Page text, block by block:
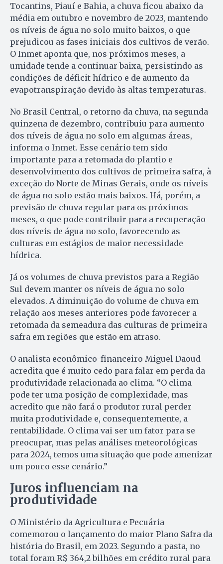
Tocantins, Piauí e Bahia, a chuva ficou abaixo da
média em outubro e novembro de 2023, mantendo
os níveis de água no solo muito baixos, o que
prejudicou as fases iniciais dos cultivos de verão.
O Inmet aponta que, nos próximos meses, a
umidade tende a continuar baixa, persistindo as
condições de déficit hídrico e de aumento da
evapotranspiração devido às altas temperaturas.
No Brasil Central, o retorno da chuva, na segunda
quinzena de dezembro, contribuiu para aumento
dos níveis de água no solo em algumas áreas,
informa o Inmet. Esse cenário tem sido
importante para a retomada do plantio e
desenvolvimento dos cultivos de primeira safra, à
exceção do Norte de Minas Gerais, onde os níveis
de água no solo estão mais baixos. Há, porém, a
previsão de chuva regular para os próximos
meses, o que pode contribuir para a recuperação
dos níveis de água no solo, favorecendo as
culturas em estágios de maior necessidade
hídrica.
Já os volumes de chuva previstos para a Região
Sul devem manter os níveis de água no solo
elevados. A diminuição do volume de chuva em
relação aos meses anteriores pode favorecer a
retomada da semeadura das culturas de primeira
safra em regiões que estão em atraso.
O analista econômico-financeiro Miguel Daoud
acredita que é muito cedo para falar em perda da
produtividade relacionada ao clima. “O clima
pode ter uma posição de complexidade, mas
acredito que não fará o produtor rural perder
muita produtividade e, consequentemente, a
rentabilidade. O clima vai ser um fator para se
preocupar, mas pelas análises meteorológicas
para 2024, temos uma situação que pode amenizar
um pouco esse cenário.”
Juros influenciam na
produtividade
O Ministério da Agricultura e Pecuária
comemorou o lançamento do maior Plano Safra da
história do Brasil, em 2023. Segundo a pasta, no
total foram R$ 364,2 bilhões em crédito rural para